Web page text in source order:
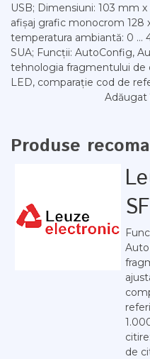
USB; Dimensiuni: 103 mm
afișaj grafic monocrom 128
temperatura ambiantă: 0 ...
SUA; Funcții: AutoConfig,
tehnologia fragmentului de
LED, comparație cod de
Adăugat
Produse
de